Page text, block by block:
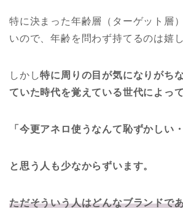
特に決まった年齢層（ターゲット層
いので、年齢を問わず持てるのは嬉
しかし特に周りの目が気になりがち
ていた時代を覚えている世代によって
「今更アネロ使うなんて恥ずかしい
と思う人も少なからずいます。
ただそういう人はどんなブランドで